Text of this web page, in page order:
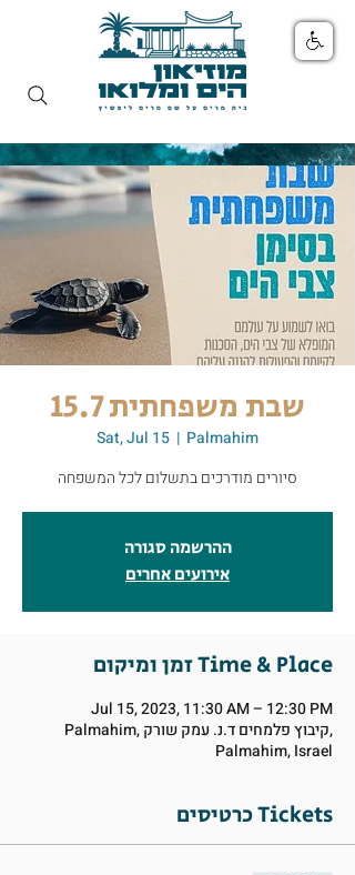
שבת משפחתית 15.7
Sat, Jul 15
  |
Palmahim
ההרשמה סגורה
אירועים אחרים
זמן ומיקום Time & Place
Jul 15, 2023, 11:30 AM – 12:30 PM
Palmahim, קיבוץ פלמחים ד.נ. עמק שורק,
Palmahim, Israel
כרטיסים Tickets